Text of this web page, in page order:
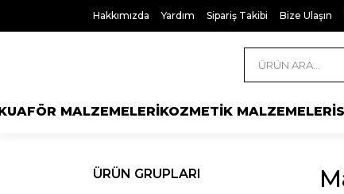
Hakkımızda Yardım Sipariş Takibi Bize Ulaşın
MALZEMELERİKOZMETİK MALZEMELERİ
ÜRÜN GRUPLARI